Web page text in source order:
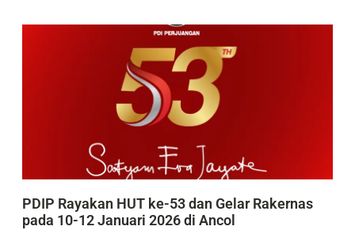
PDIP Rayakan HUT ke-53 dan Gelar Rakernas
pada 10-12 Januari 2026 di Ancol